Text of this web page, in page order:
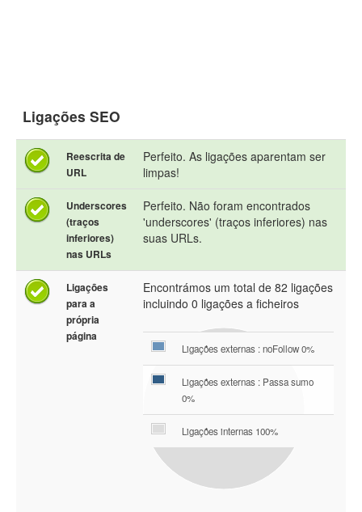
Ligações SEO
Reescrita de
URL
Perfeito. As ligações aparentam ser
limpas!
Underscores
(traços
inferiores)
nas URLs
Perfeito. Não foram encontrados
'underscores' (traços inferiores) nas
suas URLs.
Ligações
para a
própria
página
Encontrámos um total de 82 ligações
incluindo 0 ligações a ficheiros
Ligações externas : noFollow 0%
Ligações externas : Passa sumo
0%
Ligações internas 100%